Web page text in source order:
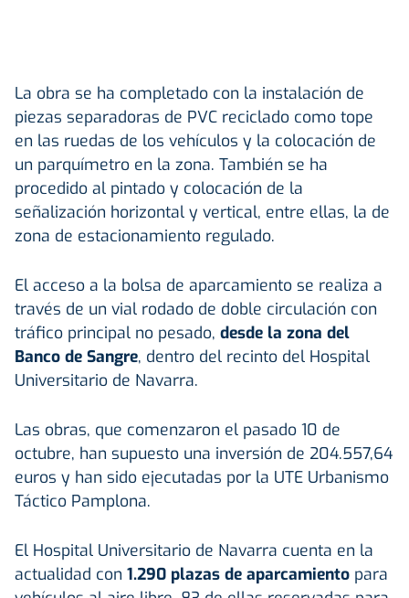
La obra se ha completado con la instalación de
piezas separadoras de PVC reciclado como tope
en las ruedas de los vehículos y la colocación de
un parquímetro en la zona. También se ha
procedido al pintado y colocación de la
señalización horizontal y vertical, entre ellas, la de
zona de estacionamiento regulado.
El acceso a la bolsa de aparcamiento se realiza a
través de un vial rodado de doble circulación con
tráfico principal no pesado, desde la zona del
Banco de Sangre, dentro del recinto del Hospital
Universitario de Navarra.
Las obras, que comenzaron el pasado 10 de
octubre, han supuesto una inversión de 204.557,64
euros y han sido ejecutadas por la UTE Urbanismo
Táctico Pamplona.
El Hospital Universitario de Navarra cuenta en la
actualidad con 1.290 plazas de aparcamiento para